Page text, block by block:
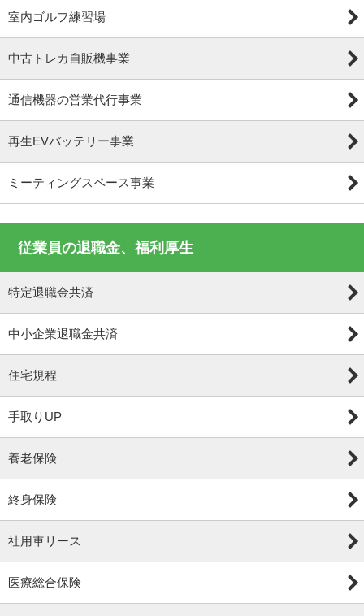
室内ゴルフ練習場
中古トレカ自販機事業
通信機器の営業代行事業
再生EVバッテリー事業
ミーティングスペース事業
従業員の退職金、福利厚生
特定退職金共済
中小企業退職金共済
住宅規程
手取りUP
養老保険
終身保険
社用車リース
医療総合保険